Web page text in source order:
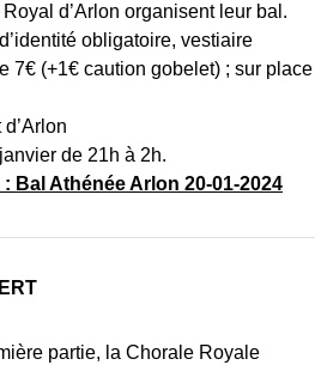
d’Arlon organisent leur bal.
obligatoire, vestiaire
7€ (+1€ caution gobelet) ; sur place
de 21h à 2h.
Bal Athénée Arlon 20-01-2024
partie, la Chorale Royale